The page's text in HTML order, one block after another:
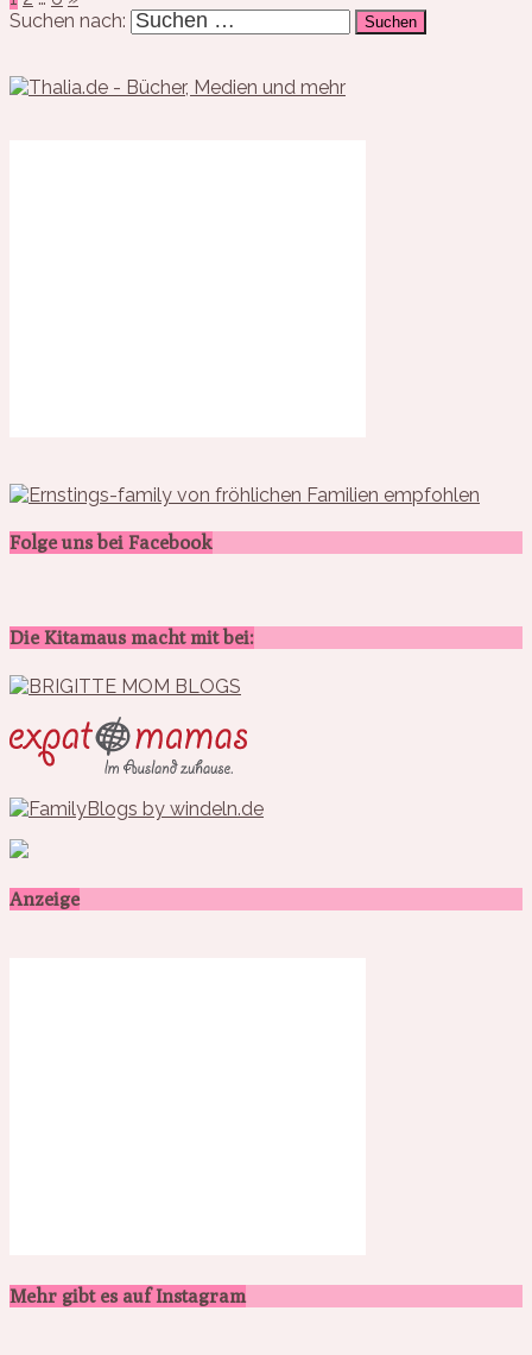
Suchen nach:
Folge uns bei Facebook
Die Kitamaus macht mit bei:
Anzeige
Mehr gibt es auf Instagram